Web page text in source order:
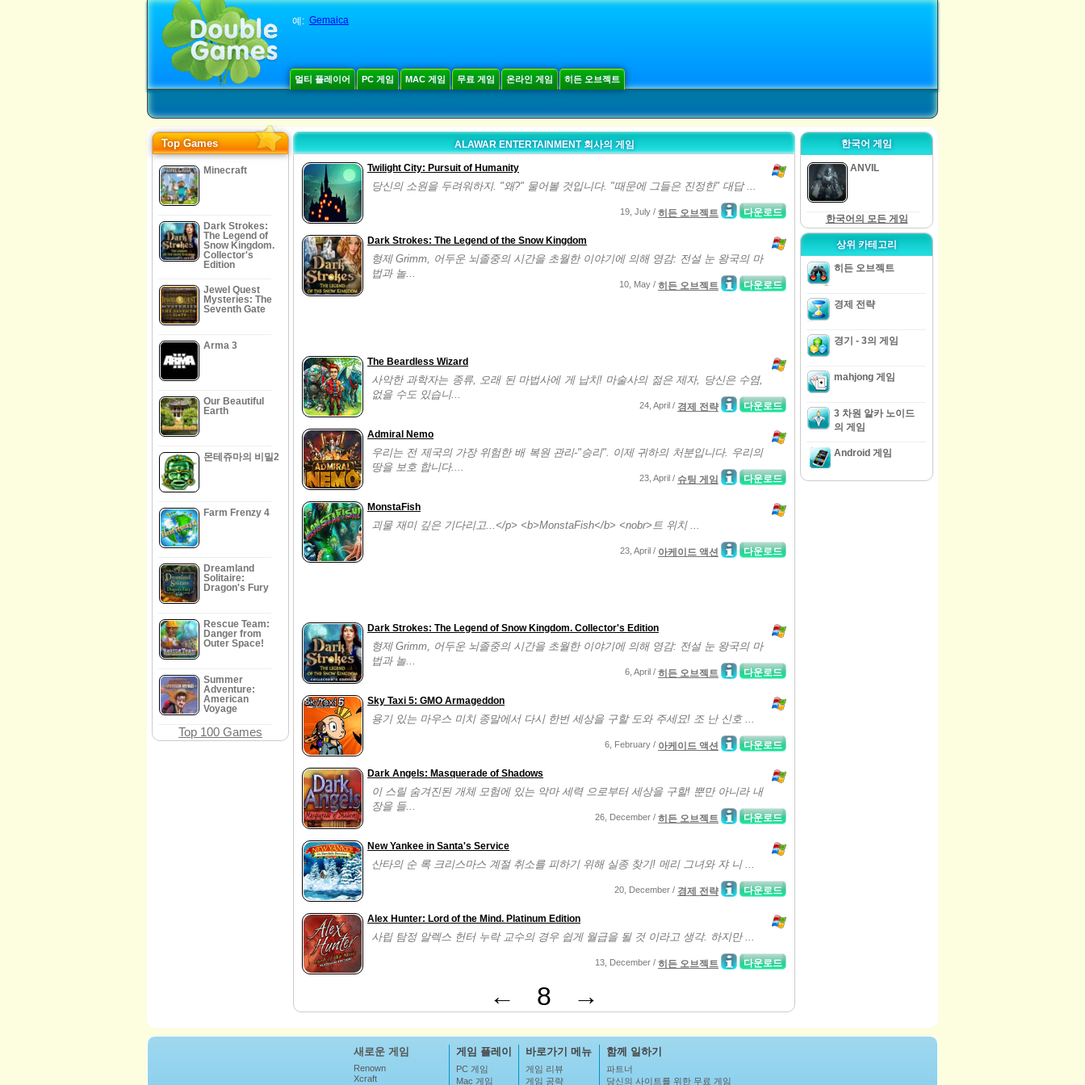
예: Gemaica
멀티 플레이어 PC 게임 MAC 게임 무료 게임 온라인 게임 히든 오브젝트
Top Games
Minecraft
Dark Strokes:
The Legend of
Snow Kingdom.
Collector's
Edition
Jewel Quest
Mysteries: The
Seventh Gate
Arma 3
Our Beautiful
Earth
몬테쥬마의 비밀2
Farm Frenzy 4
Dreamland
Solitaire:
Dragon's Fury
Rescue Team:
Danger from
Outer Space!
Summer
Adventure:
American
Voyage
Top 100 Games
ALAWAR ENTERTAINMENT 회사의 게임
Twilight City: Pursuit of Humanity
당신의 소원을 두려워하지. "왜?" 물어볼 것입니다. "때문에 그들은 진정한" 대답 ...
다운로드
19, July / 히든 오브젝트
Dark Strokes: The Legend of the Snow Kingdom
형제 Grimm, 어두운 뇌졸중의 시간을 초월한 이야기에 의해 영감: 전설 눈 왕국의 마
법과 놀...
다운로드
10, May / 히든 오브젝트
The Beardless Wizard
사악한 과학자는 종류, 오래 된 마법사에 게 납치! 마술사의 젊은 제자, 당신은 수염,
없을 수도 있습니...
다운로드
24, April / 경제 전략
Admiral Nemo
우리는 전 제국의 가장 위험한 배 복원 관리-"승리". 이제 귀하의 처분입니다. 우리의
땅을 보호 합니다....
다운로드
23, April / 슈팅 게임
MonstaFish
괴물 재미 깊은 기다리고...</p> <b>MonstaFish</b> <nobr>트 위치 ...
다운로드
23, April / 아케이드 액션
Dark Strokes: The Legend of Snow Kingdom. Collector's Edition
형제 Grimm, 어두운 뇌졸중의 시간을 초월한 이야기에 의해 영감: 전설 눈 왕국의 마
법과 놀...
다운로드
6, April / 히든 오브젝트
Sky Taxi 5: GMO Armageddon
용기 있는 마우스 미치 종말에서 다시 한번 세상을 구할 도와 주세요! 조 난 신호 ...
다운로드
6, February / 아케이드 액션
Dark Angels: Masquerade of Shadows
이 스릴 숨겨진된 개체 모험에 있는 악마 세력 으로부터 세상을 구할! 뿐만 아니라 내
장을 들...
다운로드
26, December / 히든 오브젝트
New Yankee in Santa's Service
산타의 순 록 크리스마스 계절 취소를 피하기 위해 실종 찾기! 메리 그녀와 쟈 니 ...
다운로드
20, December / 경제 전략
Alex Hunter: Lord of the Mind. Platinum Edition
사립 탐정 알렉스 헌터 누락 교수의 경우 쉽게 월급을 될 것 이라고 생각. 하지만 ...
다운로드
13, December / 히든 오브젝트
← 8 →
한국어 게임
ANVIL
한국어의 모든 게임
상위 카테고리
히든 오브젝트
경제 전략
경기 - 3의 게임
mahjong 게임
3 차원 알카 노이드
의 게임
Android 게임
새로운 게임
Renown
Xcraft
게임 플레이
PC 게임
Mac 게임
바로가기 메뉴
게임 리뷰
게임 공략
함께 일하기
파트너
당신의 사이트를 위한 무료 게임